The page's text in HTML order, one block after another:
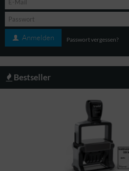
Anmelden Passwort vergessen?
Bestseller